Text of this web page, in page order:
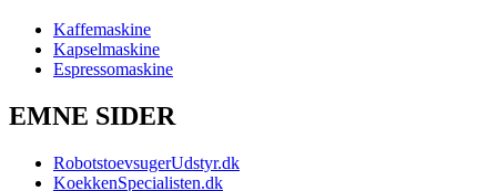
Kaffemaskine
Kapselmaskine
Espressomaskine
EMNE SIDER
RobotstoevsugerUdstyr.dk
KoekkenSpecialisten.dk